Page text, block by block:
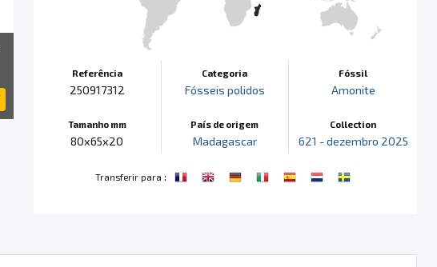
Referência
250917312
Tamanho mm
80x65x20
Categoria
Fósseis polidos
País de origem
Madagascar
Fóssil
Amonite
Collection
621 - dezembro 2025
Transferir para :